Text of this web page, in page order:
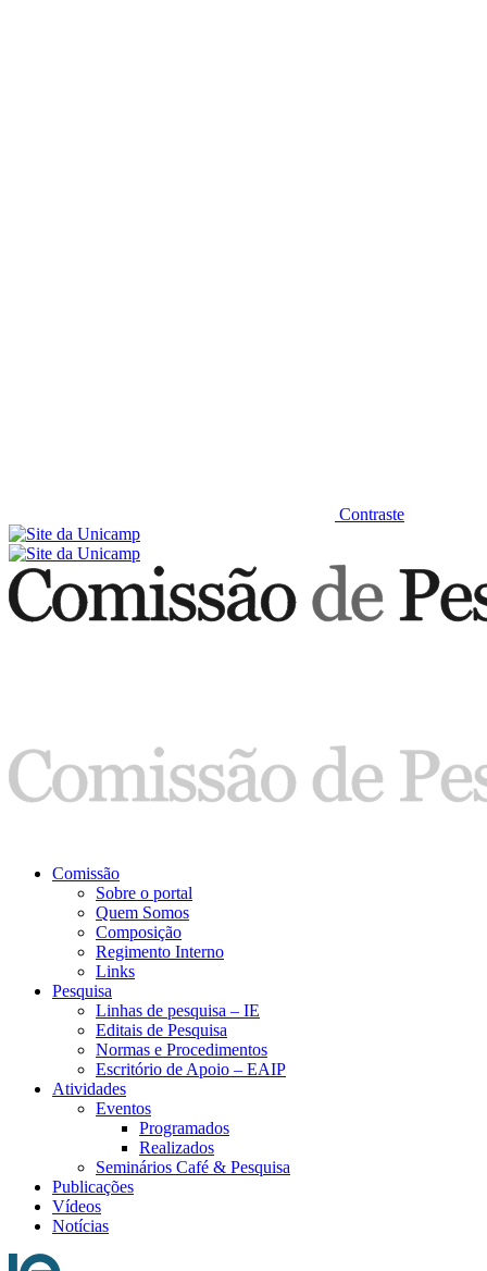
Contraste
Comissão
Sobre o portal
Quem Somos
Composição
Regimento Interno
Links
Pesquisa
Linhas de pesquisa – IE
Editais de Pesquisa
Normas e Procedimentos
Escritório de Apoio – EAIP
Atividades
Eventos
Programados
Realizados
Seminários Café & Pesquisa
Publicações
Vídeos
Notícias